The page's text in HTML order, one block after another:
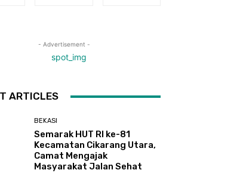
- Advertisement -
ARTICLES
BEKASI
Semarak HUT RI ke-81
Kecamatan Cikarang Utara,
Camat Mengajak
Masyarakat Jalan Sehat